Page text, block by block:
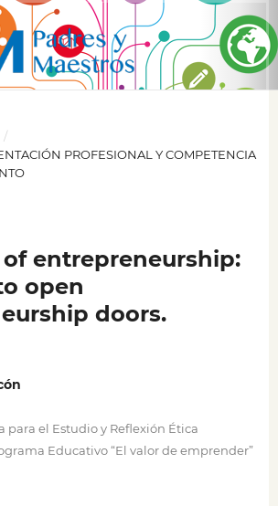
/
PROFESIONAL Y COMPETENCIA
of entrepreneurship:
open
doors.
para el Estudio y Reflexión Ética
Educativo “El valor de emprender”